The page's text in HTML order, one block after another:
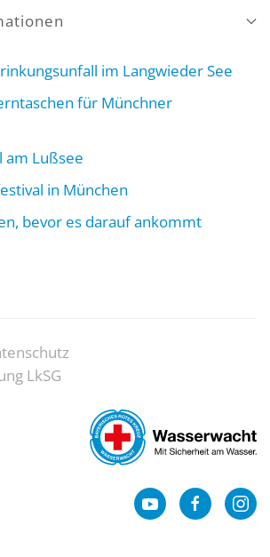
im Langwieder See
für Münchner
am Lußsee
in München
bevor es darauf ankommt
LkSG